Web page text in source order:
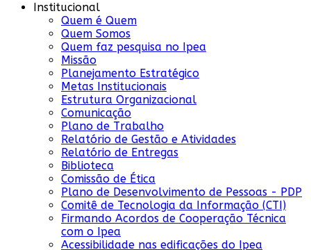
Institucional
Quem é Quem
Quem Somos
Quem faz pesquisa no Ipea
Missão
Planejamento Estratégico
Metas Institucionais
Estrutura Organizacional
Comunicação
Plano de Trabalho
Relatório de Gestão e Atividades
Relatório de Entregas
Biblioteca
Comissão de Ética
Plano de Desenvolvimento de Pessoas - PDP
Comitê de Tecnologia da Informação (CTI)
Firmando Acordos de Cooperação Técnica
com o Ipea
Acessibilidade nas edificações do Ipea